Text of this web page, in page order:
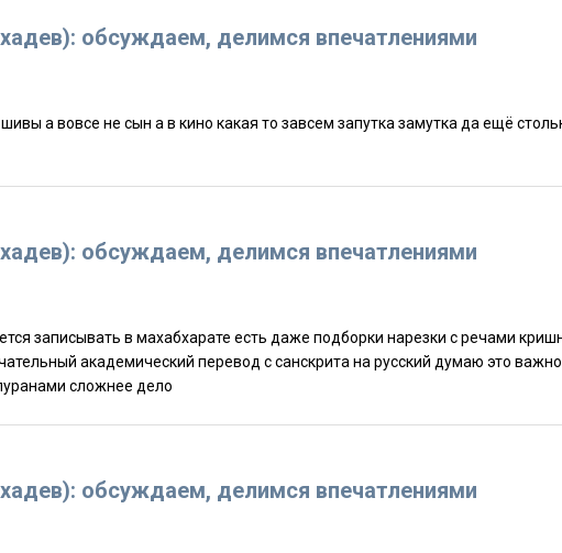
обсуждаем, делимся впечатлениями
обсуждаем, делимся впечатлениями
на английский с английского на русский с пуранами сложнее дело
обсуждаем, делимся впечатлениями